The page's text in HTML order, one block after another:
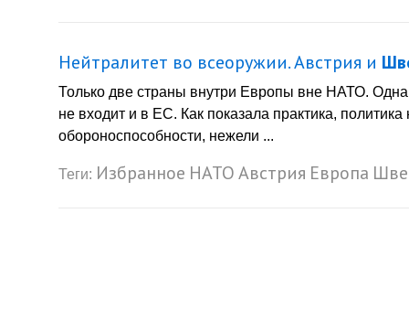
Нейтралитет во всеоружии. Австрия и
Только две страны внутри Европы вне НАТО.
не входит и в ЕС. Как показала практика,
обороноспособности, нежели ...
Теги: Избранное НАТОАвстрия Европа